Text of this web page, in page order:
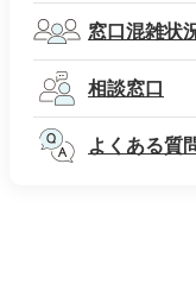
窓口混雑状
相談窓口
よくある質